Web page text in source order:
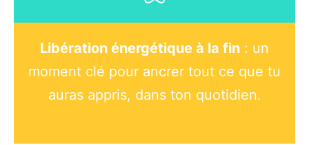
Libération énergétique à la fin : un
moment clé pour ancrer tout ce que tu
auras appris, dans ton quotidien.